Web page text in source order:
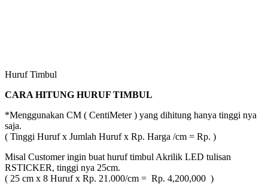
Huruf Timbul
CARA HITUNG HURUF TIMBUL
*Menggunakan CM ( CentiMeter ) yang dihitung hanya tinggi nya
saja.
( Tinggi Huruf x Jumlah Huruf x Rp. Harga /cm = Rp. )
Misal Customer ingin buat huruf timbul Akrilik LED tulisan
RSTICKER, tinggi nya 25cm.
( 25 cm x 8 Huruf x Rp. 21.000/cm = Rp. 4,200,000 )